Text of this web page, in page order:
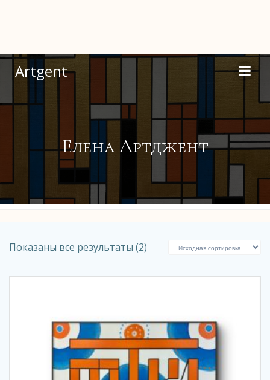
содержимому
Artgent
Елена Артджент
Показаны все результаты (2)